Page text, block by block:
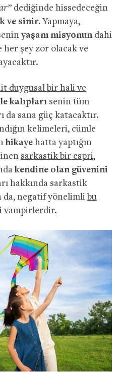
dediğinde hissedeceğin
ve sinir. Yapmaya,
yaşam misyonundahi
her şey zor olacak ve
duygusal bir hali ve
kalıpları senin tüm
da sana güç katacaktır.
kelimeleri, cümle
hikaye hatta yaptığın
sarkastik bir espri,
kendine olan güvenini
hakkında sarkastik
da, negatif yönelimli bu
vampirlerdir.